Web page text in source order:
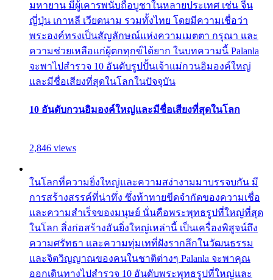
มหายาน มีผู้เคารพนับถือบูชาในหลายประเทศ เช่น จีน
ญี่ปุ่น เกาหลี เวียดนาม รวมทั้งไทย โดยมีความเชื่อว่า
พระองค์ทรงเป็นสัญลักษณ์แห่งความเมตตา กรุณา และ
ความช่วยเหลือแก่ผู้ตกทุกข์ได้ยาก ในบทความนี้ Palanla
จะพาไปสำรวจ 10 อันดับรูปปั้นเจ้าแม่กวนอิมองค์ใหญ่
และมีชื่อเสียงที่สุดในโลกในปัจจุบัน
10 อันดับกวนอิมองค์ใหญ่และมีชื่อเสียงที่สุดในโลก
2,846 views
ในโลกที่ความยิ่งใหญ่และความสง่างามมาบรรจบกัน มี
การสร้างสรรค์ที่น่าทึ่ง ซึ่งท้าทายขีดจำกัดของความเชื่อ
และความสำเร็จของมนุษย์ นั่นคือพระพุทธรูปที่ใหญ่ที่สุด
ในโลก สิ่งก่อสร้างอันยิ่งใหญ่เหล่านี้ เป็นเครื่องพิสูจน์ถึง
ความศรัทธา และความทุ่มเทที่ฝังรากลึกในวัฒนธรรม
และจิตวิญญาณของคนในชาติต่างๆ Palanla จะพาคุณ
ออกเดินทางไปสำรวจ 10 อันดับพระพุทธรูปที่ใหญ่และ